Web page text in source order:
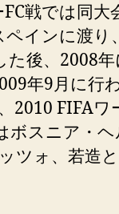
戦では同大
インに渡り
た後、2008
年9月に行
2010 FIFAワ
ボスニア・ヘ
ツォ、若造